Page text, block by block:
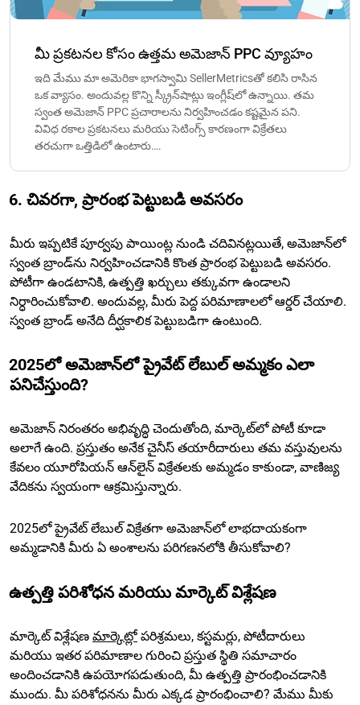
మీ ప్రకటనల కోసం ఉత్తమ అమెజాన్ PPC వ్యూహం
ఇది మేము మా అమెరికా భాగస్వామి SellerMetricsతో కలిసి రాసిన
ఒక వ్యాసం. అందువల్ల కొన్ని స్క్రీన్‌షాట్లు ఇంగ్లీష్‌లో ఉన్నాయి. తమ
స్వంత అమెజాన్ PPC ప్రచారాలను నిర్వహించడం కష్టమైన పని.
వివిధ రకాల ప్రకటనలు మరియు సెటింగ్స్ కారణంగా విక్రేతలు
తరచుగా ఒత్తిడిలో ఉంటారు….
6. చివరగా, ప్రారంభ పెట్టుబడి అవసరం
మీరు ఇప్పటికే పూర్వపు పాయింట్ల నుండి చదివినట్లయితే, అమెజాన్‌లో
స్వంత బ్రాండ్‌ను నిర్వహించడానికి కొంత ప్రారంభ పెట్టుబడి అవసరం.
పోటీగా ఉండటానికి, ఉత్పత్తి ఖర్చులు తక్కువగా ఉండాలని
నిర్ధారించుకోవాలి. అందువల్ల, మీరు పెద్ద పరిమాణాలలో ఆర్డర్ చేయాలి.
స్వంత బ్రాండ్ అనేది దీర్ఘకాలిక పెట్టుబడిగా ఉంటుంది.
2025లో అమెజాన్‌లో ప్రైవేట్ లేబుల్ అమ్మకం ఎలా
పనిచేస్తుంది?
అమెజాన్ నిరంతరం అభివృద్ధి చెందుతోంది, మార్కెట్‌లో పోటీ కూడా
అలాగే ఉంది. ప్రస్తుతం అనేక చైనీస్ తయారీదారులు తమ వస్తువులను
కేవలం యూరోపియన్ ఆన్‌లైన్ విక్రేతలకు అమ్మడం కాకుండా, వాణిజ్య
వేదికను స్వయంగా ఆక్రమిస్తున్నారు.
2025లో ప్రైవేట్ లేబుల్ విక్రేతగా అమెజాన్‌లో లాభదాయకంగా
అమ్మడానికి మీరు ఏ అంశాలను పరిగణనలోకి తీసుకోవాలి?
ఉత్పత్తి పరిశోధన మరియు మార్కెట్ విశ్లేషణ
మార్కెట్ విశ్లేషణ మార్కెట్ లో పరిశ్రమలు, కస్టమర్లు, పోటీదారులు
మరియు ఇతర పరిమాణాల గురించి ప్రస్తుత స్థితి సమాచారం
అందించడానికి ఉపయోగపడుతుంది, మీ ఉత్పత్తి ప్రారంభించడానికి
ముందు. మీ పరిశోధనను మీరు ఎక్కడ ప్రారంభించాలి? మేము మీకు